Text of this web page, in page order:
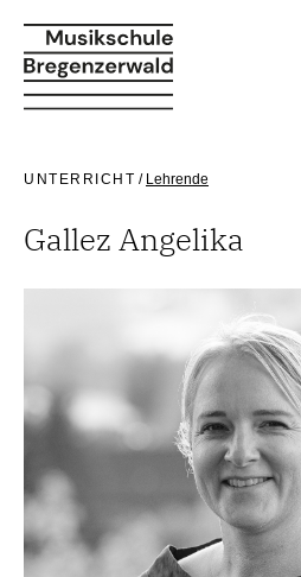
UNTERRICHT / Lehrende
Gallez Angelika